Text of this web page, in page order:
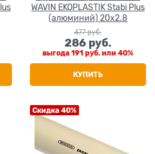
WAVIN EKOPLASTIK Stabi Plus
(алюминий) 20x2.8
477 руб.
286 руб.
выгода 191 руб. или 40%
КУПИТЬ
Скидка 40%